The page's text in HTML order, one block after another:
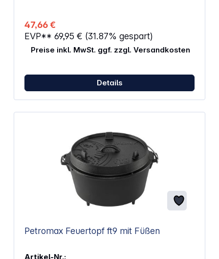
als auch herzhafte Gerichte, wie z.B. Gratins,
Fondant au chocolat, Crème brûlée Scharfes
Anbraten Gusseisen für langsame und stetige
Wärmeabgabe Schonendes Garen Zubereitung
und stilvolles Servieren Geeignet für Induktion Im
Fassungsvermögen: 0,25 L
47,66 €
EVP** 69,95 € (31.87% gespart)
Preise inkl. MwSt. ggf. zzgl. Versandkosten
Details
Petromax Feuertopf ft9 mit Füßen
Artikel-Nr.: